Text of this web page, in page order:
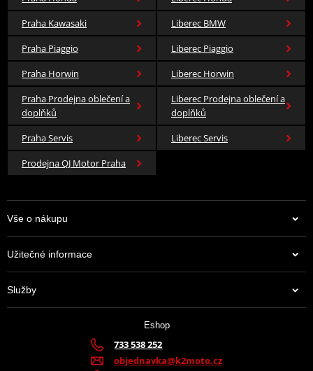
Praha Kawasaki
Liberec BMW
Praha Piaggio
Liberec Piaggio
Praha Horwin
Liberec Horwin
Praha Prodejna oblečení a
doplňků
Liberec Prodejna oblečení a
doplňků
Praha Servis
Liberec Servis
Prodejna QJ Motor Praha
Vše o nákupu
Užitečné informace
Služby
Eshop
733 538 252
objednavka@k2moto.cz